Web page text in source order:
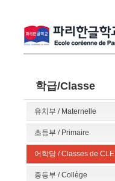
학급/Classe
유치부 / Maternelle
초등부 / Primaire
어학당 / Classes de CLE
중등부 / Collège